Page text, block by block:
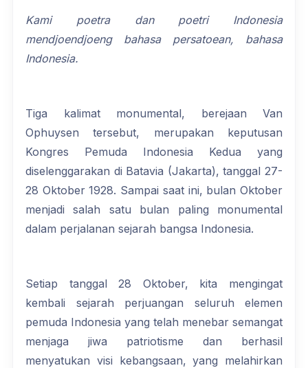
Kami poetra dan poetri Indonesia
mendjoendjoeng bahasa persatoean, bahasa
Indonesia.
Tiga kalimat monumental, berejaan Van
Ophuysen tersebut, merupakan keputusan
Kongres Pemuda Indonesia Kedua yang
diselenggarakan di Batavia (Jakarta), tanggal 27-
28 Oktober 1928. Sampai saat ini, bulan Oktober
menjadi salah satu bulan paling monumental
dalam perjalanan sejarah bangsa Indonesia.
Setiap tanggal 28 Oktober, kita mengingat
kembali sejarah perjuangan seluruh elemen
pemuda Indonesia yang telah menebar semangat
menjaga jiwa patriotisme dan berhasil
menyatukan visi kebangsaan, yang melahirkan